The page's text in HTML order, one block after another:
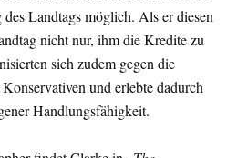
Landtags möglich. Als er diesen
nicht nur, ihm die Kredite zu
sich zudem gegen die
und erlebte dadurch
Handlungsfähigkeit.